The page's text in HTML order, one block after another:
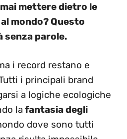
mettere dietro le
mondo? Questo
senza parole.
i record restano e
i principali brand
a logiche ecologiche
lafantasia degli
dove sono tutti